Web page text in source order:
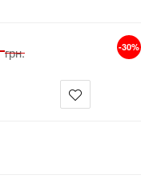
грн. -30%